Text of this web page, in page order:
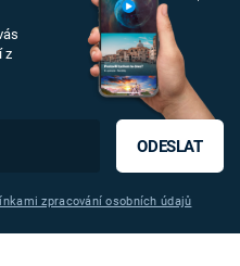
z
ODESLAT
zpracování osobních údajů